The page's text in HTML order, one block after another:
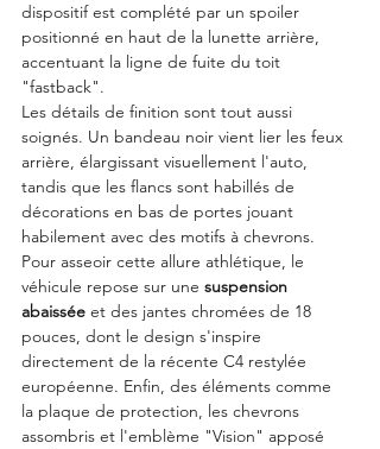
dispositif est complété par un spoiler
positionné en haut de la lunette arrière,
accentuant la ligne de fuite du toit
"fastback".
Les détails de finition sont tout aussi
soignés. Un bandeau noir vient lier les feux
arrière, élargissant visuellement l'auto,
tandis que les flancs sont habillés de
décorations en bas de portes jouant
habilement avec des motifs à chevrons.
Pour asseoir cette allure athlétique, le
véhicule repose sur une suspension
abaissée et des jantes chromées de 18
pouces, dont le design s'inspire
directement de la récente C4 restylée
européenne. Enfin, des éléments comme
la plaque de protection, les chevrons
assombris et l'emblème "Vision" apposé